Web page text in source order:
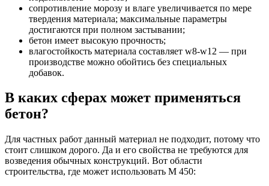
сопротивление морозу и влаге увеличивается по мере
твердения материала; максимальные параметры
достигаются при полном застывании;
бетон имеет высокую прочность;
влагостойкость материала составляет w8-w12 — при
производстве можно обойтись без специальных
добавок.
В каких сферах может применяться
бетон?
Для частных работ данный материал не подходит, потому что
стоит слишком дорого. Да и его свойства не требуются для
возведения обычных конструкций. Вот области
строительства, где может использовать М 450: